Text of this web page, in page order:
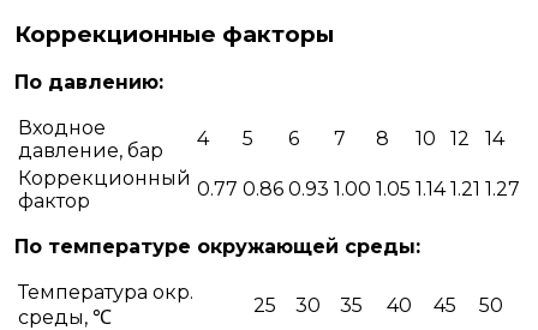
Коррекционные факторы
По давлению:
Входное
давление, бар
4 5 6 7 8 10 12
14
Коррекционный
фактор
0.77 0.86 0.93 1.00 1.05 1.14 1.21 1.27
По температуре окружающей среды:
Температура окр.
среды, ℃
25 30 35 40 45
50